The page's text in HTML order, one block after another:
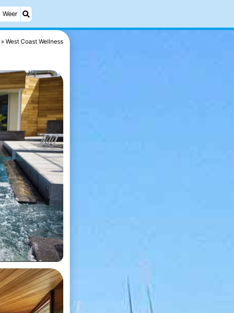
Weer
West Coast Wellness